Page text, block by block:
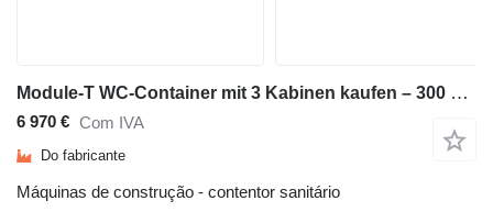
Module-T WC-Container mit 3 Kabinen kaufen – 300 × 240 cm | NEU
6 970 € Com IVA
Do fabricante
Máquinas de construção - contentor sanitário